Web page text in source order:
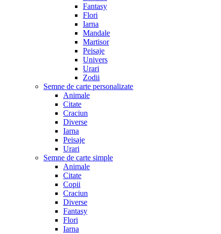
Fantasy
Flori
Iarna
Mandale
Martisor
Peisaje
Univers
Urari
Zodii
Semne de carte personalizate
Animale
Citate
Craciun
Diverse
Iarna
Peisaje
Urari
Semne de carte simple
Animale
Citate
Copii
Craciun
Diverse
Fantasy
Flori
Iarna